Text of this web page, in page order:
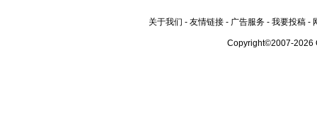
关于我们 - 友情链接 - 广告服务 - 我要投稿 -
Copyright©2007-2026